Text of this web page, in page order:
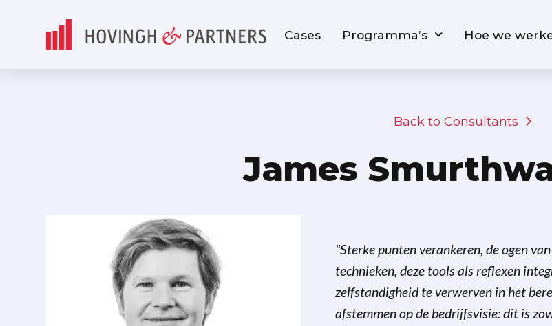
Cases Programma’s Hoe we
Back to Consultants
James
"Sterke punten verankeren, de ogen
technieken, deze tools als reflexen
zelfstandigheid te verwerven in het
afstemmen op de bedrijfsvisie: dit is